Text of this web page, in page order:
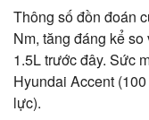
Thông số đồn đoán
Nm, tăng đáng kể
1.5L trước đây. Sức
Hyundai Accent
lực).